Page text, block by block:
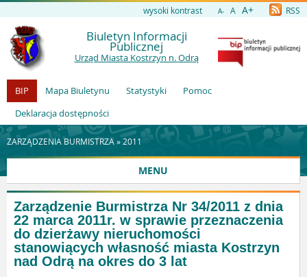
wysoki kontrast A- A A+ RSS
Biuletyn Informacji
Publicznej
Urząd Miasta Kostrzyn n. Odrą
BIP Mapa Biuletynu Statystyki
Pomoc
Deklaracja dostępności
ZARZĄDZENIA BURMISTRZA » 2011
MENU
Zarządzenie Burmistrza Nr 34/2011 z dnia
22 marca 2011r. w sprawie przeznaczenia
do dzierżawy nieruchomości
stanowiących własność miasta Kostrzyn
nad Odrą na okres do 3 lat